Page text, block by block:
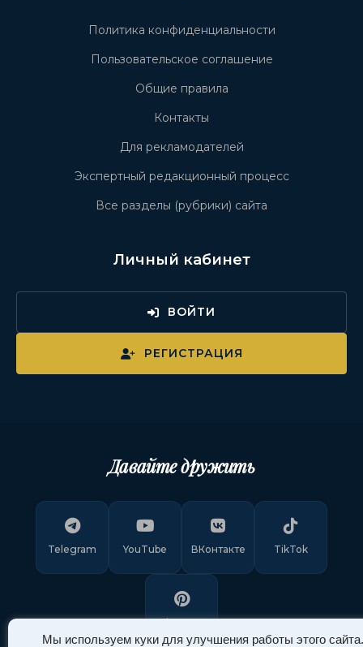
Мы используем куки для улучшения работы этого сайта.
Политика конфиденциальности
Пользовательское соглашение
Общие правила
Контакты
Для рекламодателей
Экспертный редакционный процесс
Все разделы (рубрики) сайта
Личный кабинет
ВОЙТИ
РЕГИСТРАЦИЯ
Давайте дружить
Telegram YouTube ВКонтакте TikTok
Pinterest